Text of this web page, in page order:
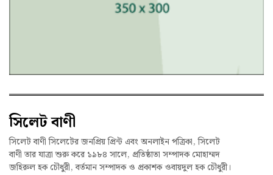
সিলেট বাণী
সিলেট বাণী সিলেটের জনপ্রিয় প্রিন্ট এবং অনলাইন পত্রিকা, সিলেট
বাণী তার যাত্রা শুরু করে ১৯৮৪ সালে, প্রতিষ্ঠাতা সম্পাদক মোহাম্মদ
জহিরুল হক চৌধুরী, বর্তমান সম্পাদক ও প্রকাশক ওবায়দুল হক চৌধুরী।